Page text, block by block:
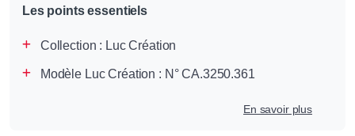
Les points essentiels
Collection : Luc Création
Modèle Luc Création : N° CA.3250.361
En savoir plus